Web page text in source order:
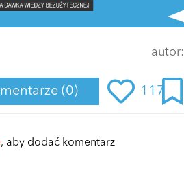
autor:
(0) 117
, aby dodać komentarz